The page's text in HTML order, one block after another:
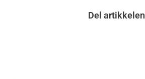
Del artikkelen